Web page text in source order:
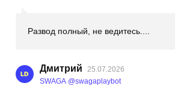
Развод полный, не ведитесь....
Дмитрий
25.07.2026
SWAGA @swagaplaybot